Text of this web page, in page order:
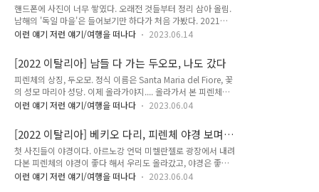
핸드폰에 사진이 너무 쌓였다. 오래전 것들부터 정리 삼아 올림.
남해의 '독일 마을'은 들어보기만 하다가 처음 가봤다. 2021년 8
월, 코로나19로 해외여행을 못 가게 된 모든 이들처럼 가족 휴가
묵었는데 아주 상쾌하고 좋았다. 마을이 참 예뻤고, 우리가 묵은
집도 아주 잘 꾸며져 있었다. 노리타케 비싼 라인의 고급스러운
본차이나 식기에 빵과 계란 등등 아침 식사를 차려주셨는데 그
뒤 울집에도 휴일에는 그 식사를 흉내낸 '브런치'가 도입됐었지.
첫날 저녁 독일마을 초입 식당에서 독일식 족발;;과 맥주를 먹었
간다는 보리암을 우리도 방문. 여기도 정말 좋았다! 안개가 짙게
끼었는..
이런 얘기 저런 얘기/여행을 떠나다 2023.06.14
[2022 이탈리아] 남들 다 가는 두오모, 나도 갔다
피렌체의 상징, 두오모. 정식 이름은 Santa Maria del Fiore, 꽃
의 성모 마리아 성당. 이제 올라가야지.... 올라가서 본 피렌체의
풍경. 옆에 딸려 있는 산조반니 세례당. 그리고 성당에 딸려 있는
나'. 1440년 경 작품이라고 하는데 좀 기괴하다. 찾아보니 도나
텔로의 이 작품, '세례자 요한'과 비슷한 분위기. 아래 것은 베네
치아 프라리 교회에 있다고. 피렌체에서 돌아다니다 보면 두오모
를 이 방향 저 방향으로 뺑뺑 돌면서 다니지 않을 수 없다. 그래
서 자꾸 보게 되고, 볼 때마다 멋있고... 해질녘에 보면 더 멋있음.
이런 얘기 저런 얘기/여행을 떠나다 2023.06.04
[2022 이탈리아] 베키오 다리, 피렌체 야경 보며
와인 마시기
첫 사진들이 야경이다. 아르노강 언덕 미켈란젤로 광장에서 내려
다본 피렌체의 야경이 좋다 해서 우리도 올라갔고, 야경은 좋았
고, 하지만 야경이야 뭐... 밤 되면 어디든 대체로 다 이쁘지 않
이런 얘기 저런 얘기/여행을 떠나다 2023.06.04